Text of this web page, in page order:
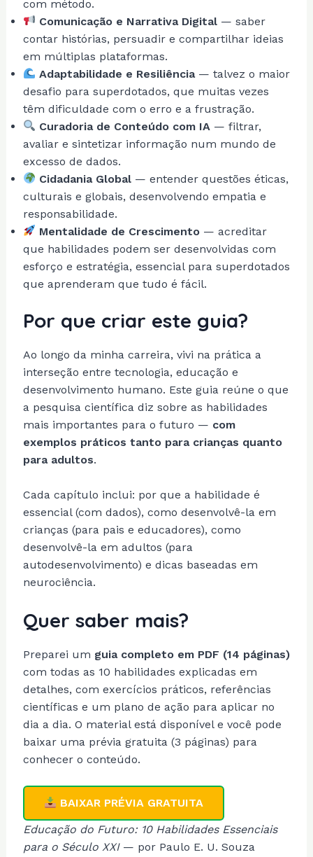
com método.
Comunicação e Narrativa Digital— saber
contar histórias, persuadir e compartilhar ideias
em múltiplas plataformas.
Adaptabilidade e Resiliência— talvez o maior
desafio para superdotados, que muitas vezes
têm dificuldade com o erro e a frustração.
Curadoria de Conteúdo com IA — filtrar,
avaliar e sintetizar informação num mundo de
excesso de dados.
Cidadania Global— entender questões éticas,
culturais e globais, desenvolvendo empatia e
responsabilidade.
Mentalidade de Crescimento— acreditar
que habilidades podem ser desenvolvidas com
esforço e estratégia, essencial para superdotados
que aprenderam que tudo é fácil.
Por que criar este guia?
Ao longo da minha carreira, vivi na prática a
interseção entre tecnologia, educação e
desenvolvimento humano. Este guia reúne o que
a pesquisa científica diz sobre as habilidades
mais importantes para o futuro — com
exemplos práticos tanto para crianças quanto
para adultos.
Cada capítulo inclui: por que a habilidade é
essencial (com dados), como desenvolvê-la em
crianças (para pais e educadores), como
desenvolvê-la em adultos (para
autodesenvolvimento) e dicas baseadas em
neurociência.
Quer saber mais?
Preparei um guia completo em PDF (14 páginas)
com todas as 10 habilidades explicadas em
detalhes, com exercícios práticos, referências
científicas e um plano de ação para aplicar no
dia a dia. O material está disponível e você pode
baixar uma prévia gratuita (3 páginas) para
conhecer o conteúdo.
BAIXAR PRÉVIA GRATUITA
Educação do Futuro: 10 Habilidades Essenciais
para o Século XXI— por Paulo E. U. Souza